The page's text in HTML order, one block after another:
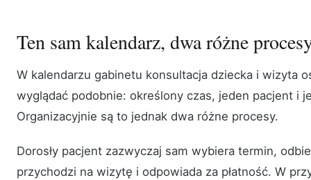
Ten sam kalendarz, dwa różne
W kalendarzu gabinetu konsultacja dziecka i wizyta
wyglądać podobnie: określony czas, jeden pacjent i
Organizacyjnie są to jednak dwa różne procesy.
Dorosły pacjent zazwyczaj sam wybiera termin,
przychodzi na wizytę i odpowiada za płatność. W